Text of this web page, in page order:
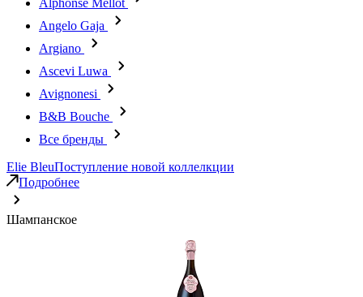
Alphonse Mellot
Angelo Gaja
Argiano
Ascevi Luwa
Avignonesi
B&B Bouche
Все бренды
Elie BleuПоступление новой коллелкции
Подробнее
Шампанское